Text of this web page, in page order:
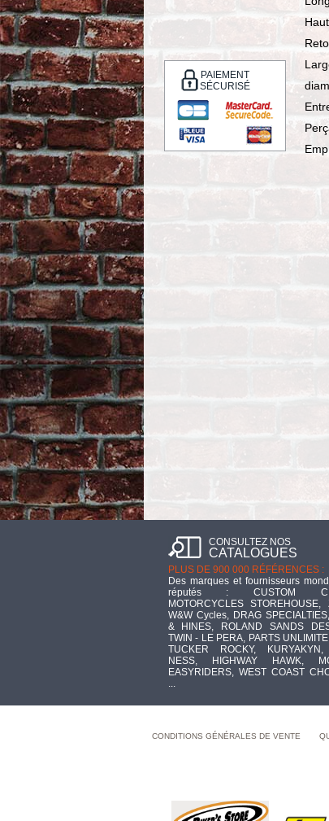
PAIEMENT
SÉCURISÉ
CONSULTEZ NOS
CATALOGUES
PLUS DE 900 000 RÉFÉRENCES :
Des marques et fournisseurs
réputés : CUSTOM
MOTORCYCLES STOREHOUSE,
W&W Cycles, DRAG
& HINES, ROLAND SANDS
TWIN - LE PERA, PARTS
TUCKER ROCKY, KURYAKYN,
NESS, HIGHWAY HAWK,
EASYRIDERS, WEST COAST
CONDITIONS GÉNÉRALES DE VENTE